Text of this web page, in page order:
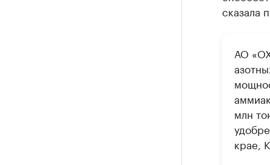
сказала
АО
млн
крае,